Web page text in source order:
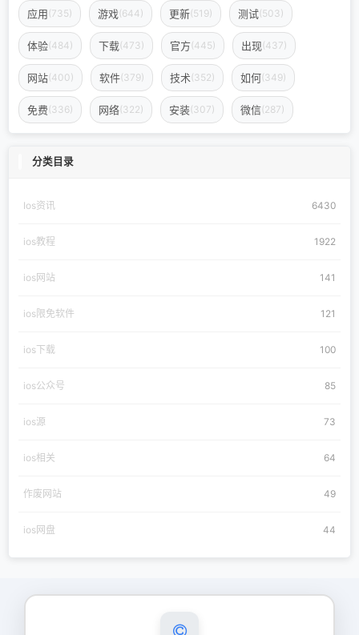
应用(735) 游戏(644) 更新(519) 测试(503)
体验(484) 下载(473) 官方(445) 出现(437)
网站(400) 软件(379) 技术(352) 如何(349)
免费(336) 网络(322) 安装(307) 微信(287)
分类目录
Ios资讯 6430
ios教程 1922
ios网站 141
ios限免软件 121
ios下载 100
ios公众号 85
ios源 73
ios相关 64
作废网站 49
ios网盘 44